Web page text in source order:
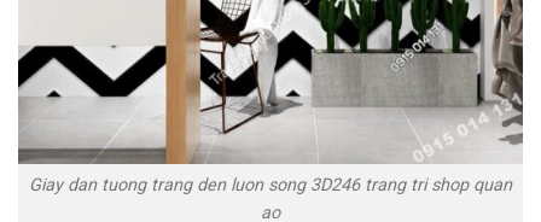
Giay dan tuong trang den luon song 3D246 trang tri shop quan
ao